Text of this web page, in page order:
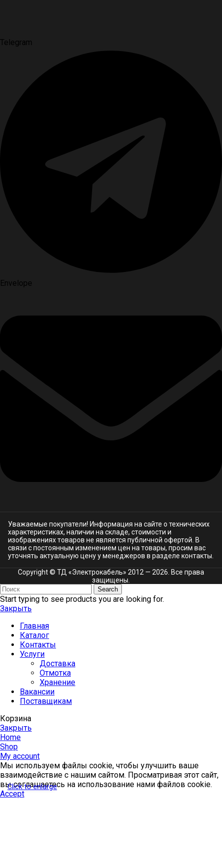
Click to enlarge
Telegram
Envelope
Уважаемые покупатели! Информация на сайте о технических
характеристиках, наличии на складе, стоимости и
изображениях товаров не является публичной офертой. В
связи с постоянным изменением цен на товары, просим вас
уточнять актуальную цену у менеджеров в разделе контакты.
Copyright © ТД «Электрокабель»​ 2012 — 2026. Все права
защищены.
Search
Start typing to see products you are looking for.
Закрыть
Главная
Каталог
Контакты
Услуги
Доставка
Отмотка
Хранение
Вакансии
Поставщикам
Корзина
Закрыть
Home
Shop
My account
Мы используем файлы cookie, чтобы улучшить ваше
взаимодействие с нашим сайтом. Просматривая этот сайт,
вы соглашаетесь на использование нами файлов cookie.
Accept